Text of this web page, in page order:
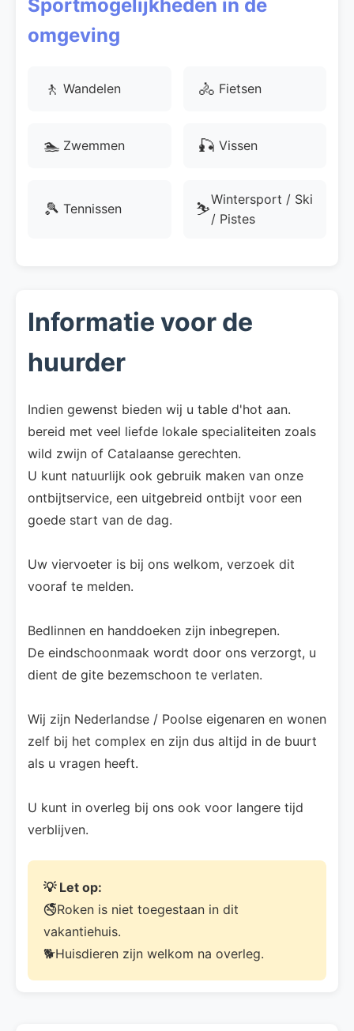
Sportmogelijkheden in de
omgeving
🚶 Wandelen 🚴 Fietsen
🏊 Zwemmen 🎣 Vissen
🎾 Tennissen ⛷️
Wintersport / Ski
/ Pistes
Informatie voor de
huurder
Indien gewenst bieden wij u table d'hot aan.
bereid met veel liefde lokale specialiteiten zoals
wild zwijn of Catalaanse gerechten.
U kunt natuurlijk ook gebruik maken van onze
ontbijtservice, een uitgebreid ontbijt voor een
goede start van de dag.
Uw viervoeter is bij ons welkom, verzoek dit
vooraf te melden.
Bedlinnen en handdoeken zijn inbegrepen.
De eindschoonmaak wordt door ons verzorgt, u
dient de gite bezemschoon te verlaten.
Wij zijn Nederlandse / Poolse eigenaren en wonen
zelf bij het complex en zijn dus altijd in de buurt
als u vragen heeft.
U kunt in overleg bij ons ook voor langere tijd
verblijven.
💡 Let op:
🚭Roken is niet toegestaan in dit
vakantiehuis.
🐕Huisdieren zijn welkom na overleg.